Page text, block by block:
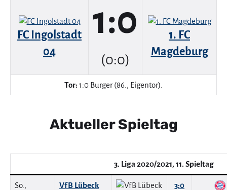
FC Ingolstadt
04
1:0
(0:0)
1. FC
Magdeburg
Tor: 1:0 Burger (86., Eigentor).
Aktueller Spieltag
3. Liga 2020/2021, 11. Spieltag
So.,
VfB Lübeck
3:0